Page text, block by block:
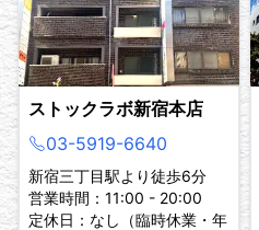
ストックラボ新宿本店
03-5919-6640
新宿三丁目駅より徒歩6分
営業時間：11:00 - 20:00
定休日：なし（臨時休業・年